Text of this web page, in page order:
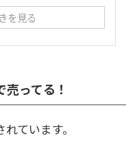
を見る
ってる！
ています。